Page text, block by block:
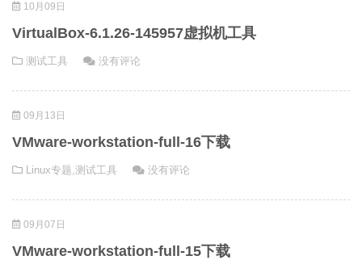
10月09日
VirtualBox-6.1.26-145957虚拟机工具
测试工具 没有评论
09月13日
VMware-workstation-full-16下载
Linux专题,测试工具 没有评论
09月07日
VMware-workstation-full-15下载